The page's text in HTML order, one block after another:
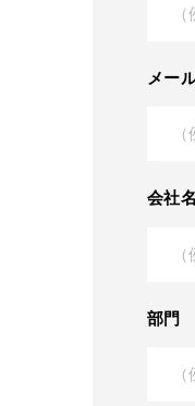
メー
会社名
部門